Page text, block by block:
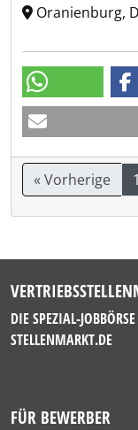
Oranienburg,
« Vorherige 1
DIE SPEZIAL-
STELLENMARKT.DE
FÜR BEWERBER